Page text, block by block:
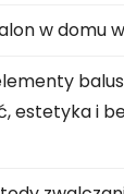
w domu
estetyka i